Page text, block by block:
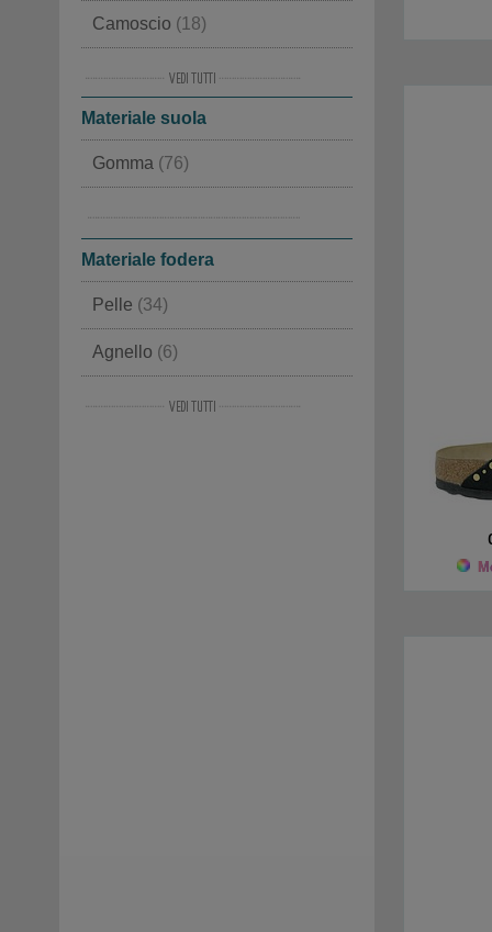
Camoscio (18)
(7)
Sintetico(4)
Lana(4)
Similpelle(2)
Pelle e Cordura
Velour(1)
Materiale suola
Gomma (76)
Materiale fodera
Pelle (34)
Agnello (6)
Lana Feltro(3)